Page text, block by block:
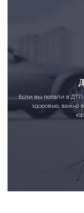
Если вы попали в
здоровью, важно